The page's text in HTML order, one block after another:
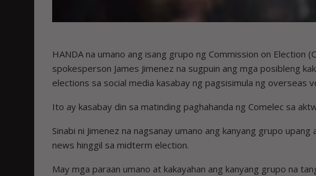
HANDA na umano ang isang grupo ng Commission on Election
spokesperson James Jimenez na sugpuin ang mga posibleng
elections sa social media kasabay ng pagsisimula ng overseas
Ito ay kasabay din sa matinding paghahanda ng Comelec sa
Sinabi ni Jimenez na nagsanay umano ang kanyang grupo
news hinggil sa midterm election.
May mga paraan umano at kakayahan ang kanyang grupo na